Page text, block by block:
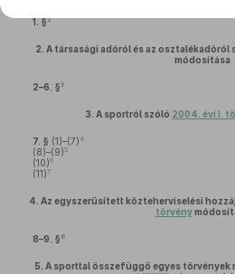
1. §2
2. A társasági adóról és az osztalékadóról
módosítása
2–6. §3
3. A sportról szóló 2004. évi I.
7. § (1)–(7)4
(8)–(9)5
(10)6
(11)7
4. Az egyszerűsített közteherviselési
törvény
8–9. § 8
5. A sporttal összefüggő egyes törvények